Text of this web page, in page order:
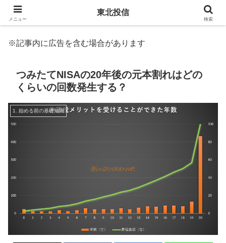
※記事内に広告を含む場合があります
つみたてNISAの20年後の元本割れはどの
くらいの回数発生する？
1. 始める前の基礎知識
メニュー
東北投信
検索